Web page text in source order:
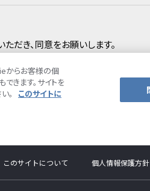
このサイトについて 個人情報保護方針